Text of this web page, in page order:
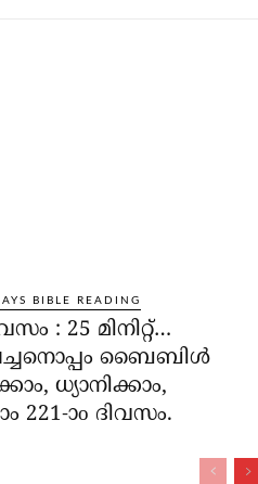
BIBLE READING
: 25 മിനിറ്റ്…
ബൈബിൾ
ധ്യാനിക്കാം,
221-ാo ദിവസം.